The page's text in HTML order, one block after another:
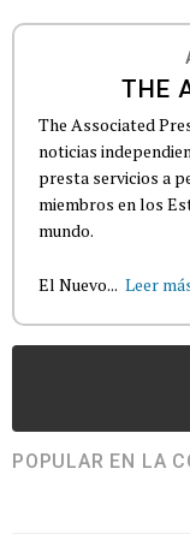
THE
The Associated
noticias
presta servicios a
miembros en los
mundo.
El Nuevo... Leer
POPULAR EN LA